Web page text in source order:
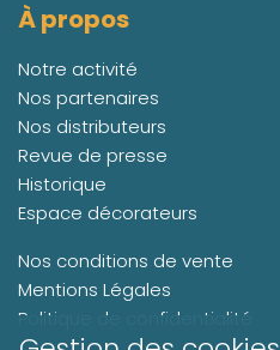
À propos
Notre activité
Nos partenaires
Nos distributeurs
Revue de presse
Historique
Espace décorateurs
Nos conditions de vente
Mentions Légales
Politique de confidentialité